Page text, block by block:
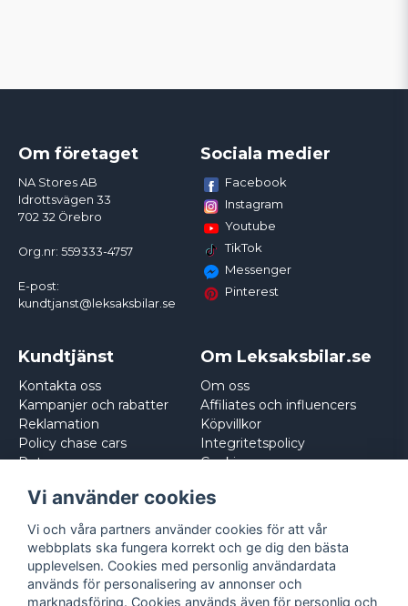
Om företaget
NA Stores AB
Idrottsvägen 33
702 32 Örebro
Org.nr: 559333-4757
E-post:
kundtjanst@leksaksbilar.se
Sociala medier
Facebook
Instagram
Youtube
TikTok
Messenger
Pinterest
Kundtjänst
Kontakta oss
Kampanjer och rabatter
Reklamation
Policy chase cars
Returnera
Om Leksaksbilar.se
Om oss
Affiliates och influencers
Köpvillkor
Integritetspolicy
Cookies
Vi använder cookies
Vi och våra partners använder cookies för att vår
webbplats ska fungera korrekt och ge dig den bästa
upplevelsen. Cookies med personlig användardata
används för personalisering av annonser och
marknadsföring. Cookies används även för personlig och